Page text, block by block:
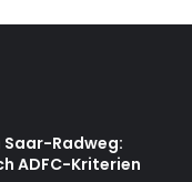
Saar-Radweg:
ADFC-Kriterien